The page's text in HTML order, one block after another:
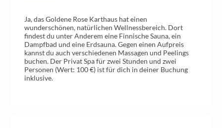
Ja, das Goldene Rose Karthaus hat einen
wunderschönen, natürlichen Wellnessbereich. Dort
findest du unter Anderem eine Finnische Sauna, ein
Dampfbad und eine Erdsauna. Gegen einen Aufpreis
kannst du auch verschiedenen Massagen und Peelings
buchen. Der Privat Spa für zwei Stunden und zwei
Personen (Wert: 100 €) ist für dich in deiner Buchung
inklusive.